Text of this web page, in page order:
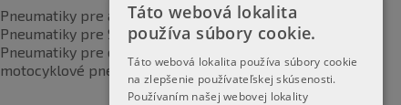
Pneumatiky pre automobily
Pneumatiky pre SUV / 4x4
Pneumatiky pre dodávku
motocyklové pneumatiky
Táto webová lokalita
používa súbory cookie.
Táto webová lokalita používa súbory cookie
na zlepšenie používateľskej skúsenosti.
Používaním našej webovej lokality